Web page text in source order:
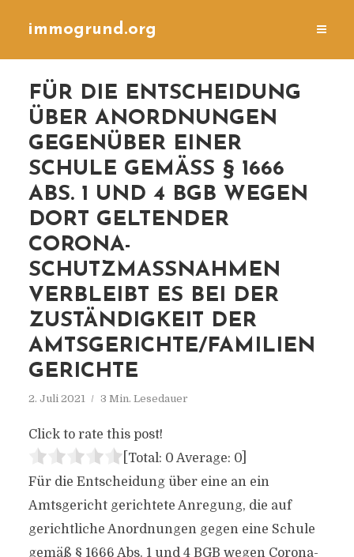
immogrund.org
FÜR DIE ENTSCHEIDUNG
ÜBER ANORDNUNGEN
GEGENÜBER EINER
SCHULE GEMÄSS § 1666 A
BS. 1 UND 4 BGB WEGEN D
ORT GELTENDER C
ORONA-S
CHUTZMASSNAHMEN VE
RBLEIBT ES BEI DER ZU
STÄNDIGKEIT DER AM
TSGERICHTE/FAMILIENGE
RICHTE
2. Juli 2021 3 Min. Lesedauer
Click to rate this post!
[Total: 0 Average: 0]
Für die Entscheidung über eine an ein
Amtsgericht gerichtete Anregung, die auf
gerichtliche Anordnungen gegen eine Schule
gemäß § 1666 Abs. 1 und 4 BGB wegen Corona-